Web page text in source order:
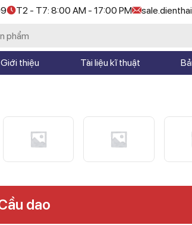
T2 - T7: 8:00 AM - 17:00 PM
Giới thiệu Tài liệu kĩ thuật
dao